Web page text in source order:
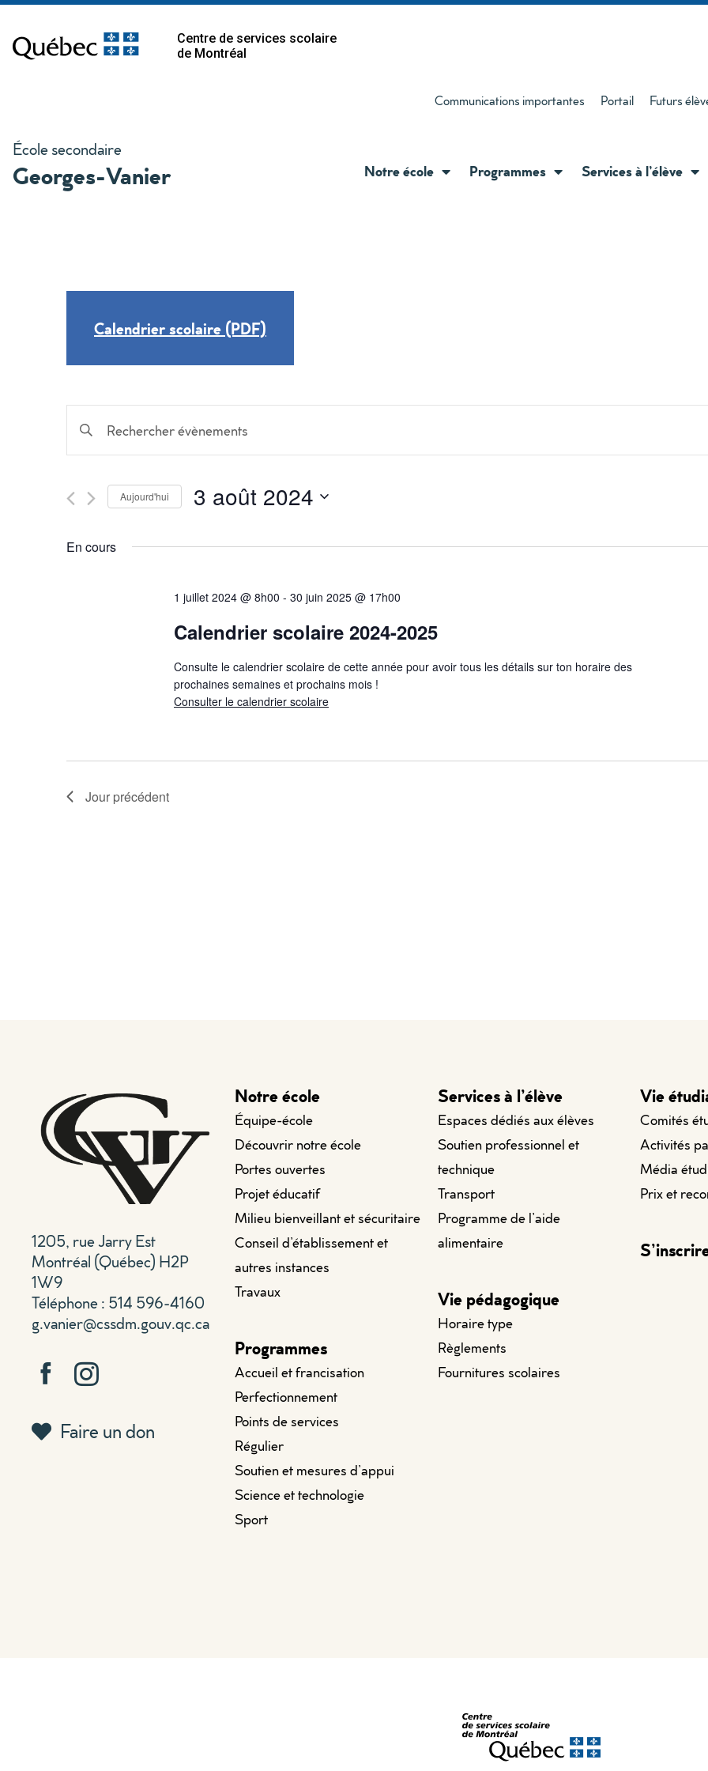
Centre de services scolaire
de Montréal
École secondaire
Georges-Vanier
Communications importantes Portail Futurs
Notre école Programmes Services à l’élève
Calendrier scolaire (PDF)
Recherche
et
navigation
de
Évènements
Saisir
mot-
clé.
Rechercher
Évènements
mot-
clé.
Aujourd'hui 3 août 2024
une
En cours
1 juillet 2024 @ 8h00 - 30 juin 2025 @ 17h00
Calendrier scolaire 2024-2025
Consulte le calendrier scolaire de cette année pour avoir tous les détails sur ton horaire des
prochaines semaines et prochains mois !
Consulter le calendrier scolaire
Jour précédent
1205, rue Jarry Est
Montréal (Québec) H2P
1W9
Téléphone : 514 596-4160
g.vanier@cssdm.gouv.qc.ca
Faire un don
Notre école
Équipe-école
Découvrir notre école
Portes ouvertes
Projet éducatif
Milieu bienveillant et sécuritaire
Conseil d’établissement et
autres instances
Travaux
Programmes
Accueil et francisation
Perfectionnement
Points de services
Régulier
Soutien et mesures d’appui
Science et technologie
Sport
Services à l’élève
Espaces dédiés aux élèves
Soutien professionnel et
technique
Transport
Programme de l’aide
alimentaire
Vie pédagogique
Horaire type
Règlements
Fournitures scolaires
Vie
Comités
Activités
Média
Prix et